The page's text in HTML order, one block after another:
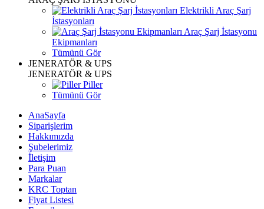
Elektrikli Araç Şarj
İstasyonları
Araç Şarj İstasyonu
Ekipmanları
Tümünü Gör
JENERATÖR & UPS
JENERATÖR & UPS
Piller
Tümünü Gör
AnaSayfa
Siparişlerim
Hakkımızda
Şubelerimiz
İletişim
Para Puan
Markalar
KRC Toptan
Fiyat Listesi